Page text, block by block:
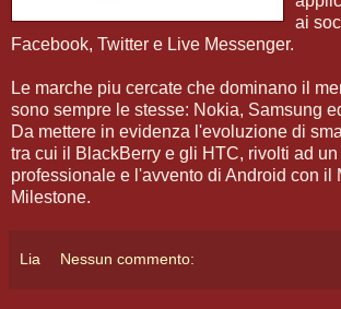
ai
Facebook, Twitter e Live Messenger.
Le marche piu cercate che dominano il
sono sempre le stesse: Nokia, Samsung
Da mettere in evidenza l'evoluzione di
tra cui il BlackBerry e gli HTC, rivolti ad un
professionale e l'avvento di Android con il
Milestone.
Lia Nessun commento: